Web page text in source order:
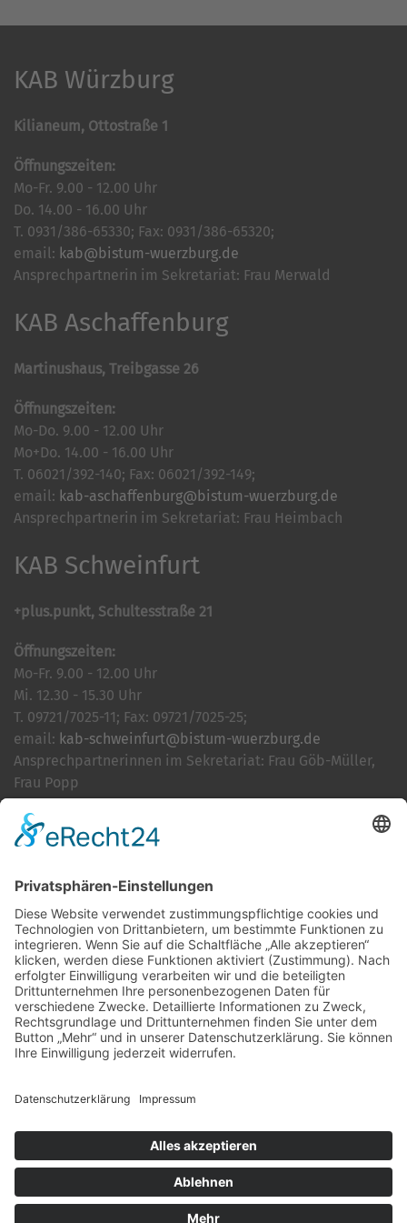
KAB Würzburg
Kilianeum, Ottostraße 1
Öffnungszeiten:
Mo-Fr. 9.00 - 12.00 Uhr
Do. 14.00 - 16.00 Uhr
T. 0931/386-65330; Fax: 0931/386-65320;
email: kab@bistum-wuerzburg.de
Ansprechpartnerin im Sekretariat: Frau Merwald
KAB Aschaffenburg
Martinushaus, Treibgasse 26
Öffnungszeiten:
Mo-Do. 9.00 - 12.00 Uhr
Mo+Do. 14.00 - 16.00 Uhr
T. 06021/392-140; Fax: 06021/392-149;
email: kab-aschaffenburg@bistum-wuerzburg.de
Ansprechpartnerin im Sekretariat: Frau Heimbach
KAB Schweinfurt
+plus.punkt, Schultesstraße 21
Öffnungszeiten:
Mo-Fr. 9.00 - 12.00 Uhr
Mi. 12.30 - 15.30 Uhr
T. 09721/7025-11; Fax: 09721/7025-25;
email: kab-schweinfurt@bistum-wuerzburg.de
Ansprechpartnerinnen im Sekretariat: Frau Göb-Müller,
Frau Popp
Cookie-Einstellungen
Kontakt
Login
Impressum